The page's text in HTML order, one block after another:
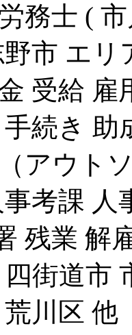
務士 (
市 エリ
受給 雇
続き 助
アウト
考課 人
残業 解
街道市
川区 他